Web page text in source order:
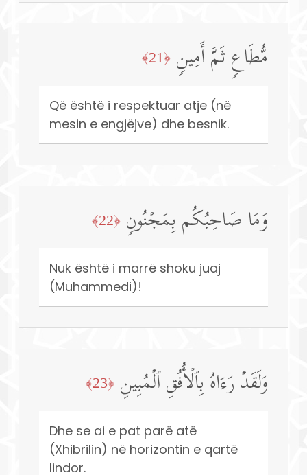
مُّطَاعࣲ ثَمَّ أَمِینࣲ ﴿21﴾
Që është i respektuar atje (në
mesin e engjëjve) dhe besnik.
وَمَا صَاحِبُكُم بِمَجۡنُونࣲ ﴿22﴾
Nuk është i marrë shoku juaj
(Muhammedi)!
وَلَقَدۡ رَءَاهُ بِٱلۡأُفُقِ ٱلۡمُبِینِ ﴿23﴾
Dhe se ai e pat parë atë
(Xhibrilin) në horizontin e qartë
lindor.